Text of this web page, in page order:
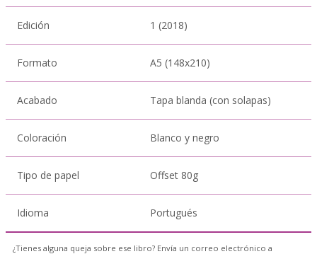
Edición 1 (2018)
Formato A5 (148x210)
Acabado Tapa blanda (con solapas)
Coloración Blanco y negro
Tipo de papel Offset 80g
Idioma Portugués
¿Tienes alguna queja sobre ese libro? Envía un correo electrónico a